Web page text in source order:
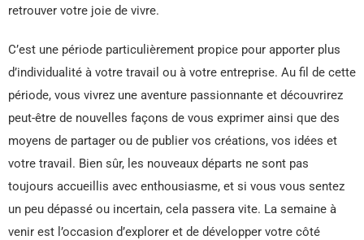
retrouver votre joie de vivre.
C’est une période particulièrement propice pour apporter plus
d’individualité à votre travail ou à votre entreprise. Au fil de cette
période, vous vivrez une aventure passionnante et découvrirez
peut-être de nouvelles façons de vous exprimer ainsi que des
moyens de partager ou de publier vos créations, vos idées et
votre travail. Bien sûr, les nouveaux départs ne sont pas
toujours accueillis avec enthousiasme, et si vous vous sentez
un peu dépassé ou incertain, cela passera vite. La semaine à
venir est l’occasion d’explorer et de développer votre côté